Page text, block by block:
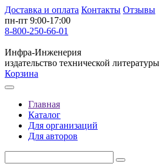
Доставка и оплата Контакты Отзывы
пн-пт 9:00-17:00
8-800-250-66-01
Инфра-Инженерия
издательство технической литературы
Корзина
Главная
Каталог
Для организаций
Для авторов